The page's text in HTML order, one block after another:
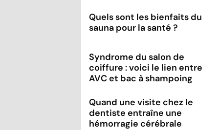
Quels sont les bienfaits du
sauna pour la santé ?
Syndrome du salon de
coiffure : voici le lien entre
AVC et bac à shampoing
Quand une visite chez le
dentiste entraîne une
hémorragie cérébrale